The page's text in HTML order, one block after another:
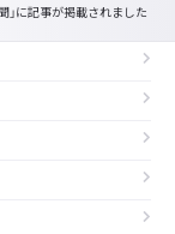
」に記事が掲載されました